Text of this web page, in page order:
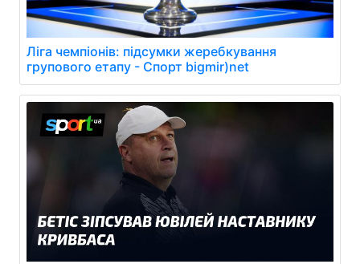
Ліга чемпіонів: підсумки жеребкування
групового етапу - Спорт bigmir)net